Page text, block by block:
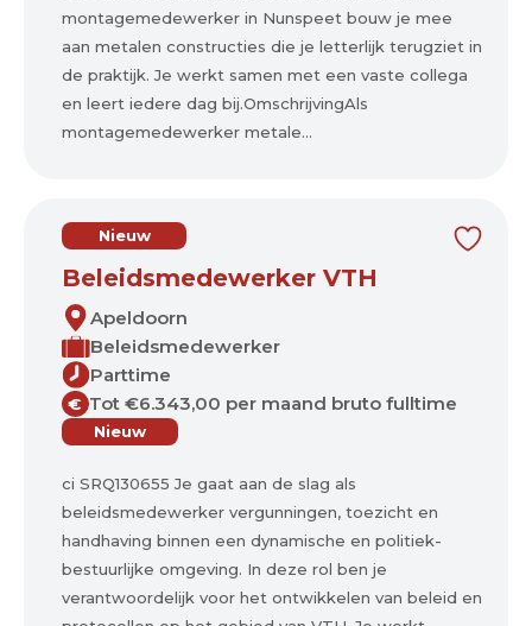
montagemedewerker in Nunspeet bouw je mee
aan metalen constructies die je letterlijk terugziet in
de praktijk. Je werkt samen met een vaste collega
en leert iedere dag bij.OmschrijvingAls
montagemedewerker metale...
Nieuw
Beleidsmedewerker VTH
Apeldoorn
Beleidsmedewerker
Parttime
€ Tot €6.343,00 per maand bruto fulltime
Nieuw
ci SRQ130655 Je gaat aan de slag als
beleidsmedewerker vergunningen, toezicht en
handhaving binnen een dynamische en politiek-
bestuurlijke omgeving. In deze rol ben je
verantwoordelijk voor het ontwikkelen van beleid en